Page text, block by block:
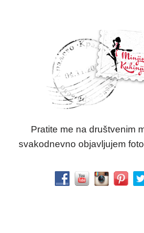
Pratite me na društvenim
svakodnevno objavljujem